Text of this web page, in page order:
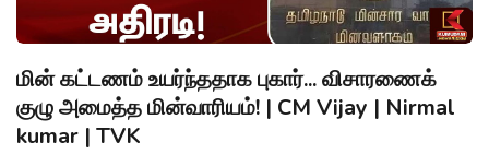
மின் கட்டணம் உயர்ந்ததாக புகார்... விசாரணைக்
குழு அமைத்த மின்வாரியம்! | CM Vijay | Nirmal
kumar | TVK